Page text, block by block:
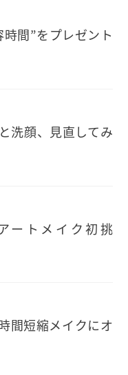
間”をプレゼント
洗顔、見直してみ
ートメイク初挑
間短縮メイクにオ